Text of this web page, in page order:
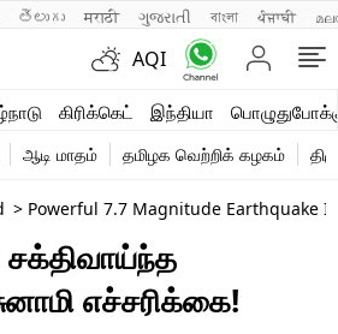
తెలుగు मराठी ગુજરાતી বাংলা ਪੰਜਾਬੀ
AQI
கிரிக்கெட் இந்தியா
ஆடி மாதம் தமிழக வெற்றிக் கழகம்
> Powerful 7.7 Magnitude Earthquake
சக்திவாய்ந்த
எச்சரிக்கை!